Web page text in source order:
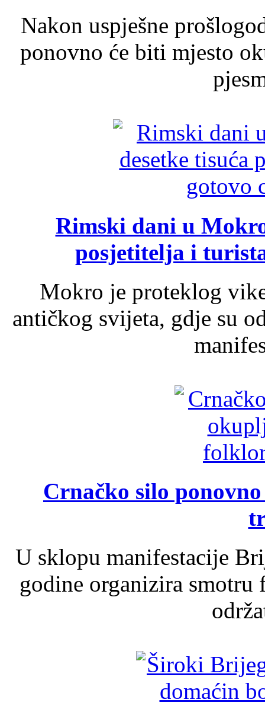
Nakon uspješne
ponovno će biti mjesto
Rimski dani u
posjetitelja i
Mokro je proteklog
antičkog svijeta, gdje su
Crnačko silo
U sklopu manifestacije
godine organizira